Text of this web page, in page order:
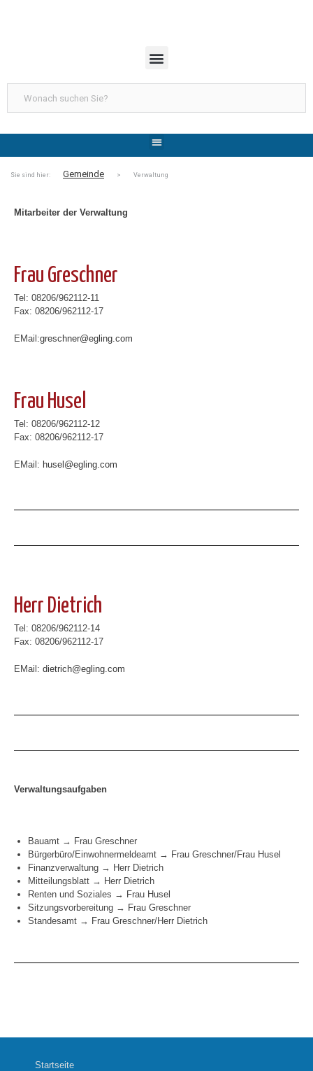
Sie sind hier: Gemeinde > Verwaltung
Mitarbeiter der Verwaltung
Frau Greschner
Tel: 08206/962112-11
Fax: 08206/962112-17
EMail:greschner@egling.com
Frau Husel
Tel: 08206/962112-12
Fax: 08206/962112-17
EMail: husel@egling.com
Herr Dietrich
Tel: 08206/962112-14
Fax: 08206/962112-17
EMail: dietrich@egling.com
Verwaltungsaufgaben
Bauamt → Frau Greschner
Bürgerbüro/Einwohnermeldeamt → Frau Greschner/Frau Husel
Finanzverwaltung → Herr Dietrich
Mitteilungsblatt → Herr Dietrich
Renten und Soziales → Frau Husel
Sitzungsvorbereitung → Frau Greschner
Standesamt → Frau Greschner/Herr Dietrich
Startseite